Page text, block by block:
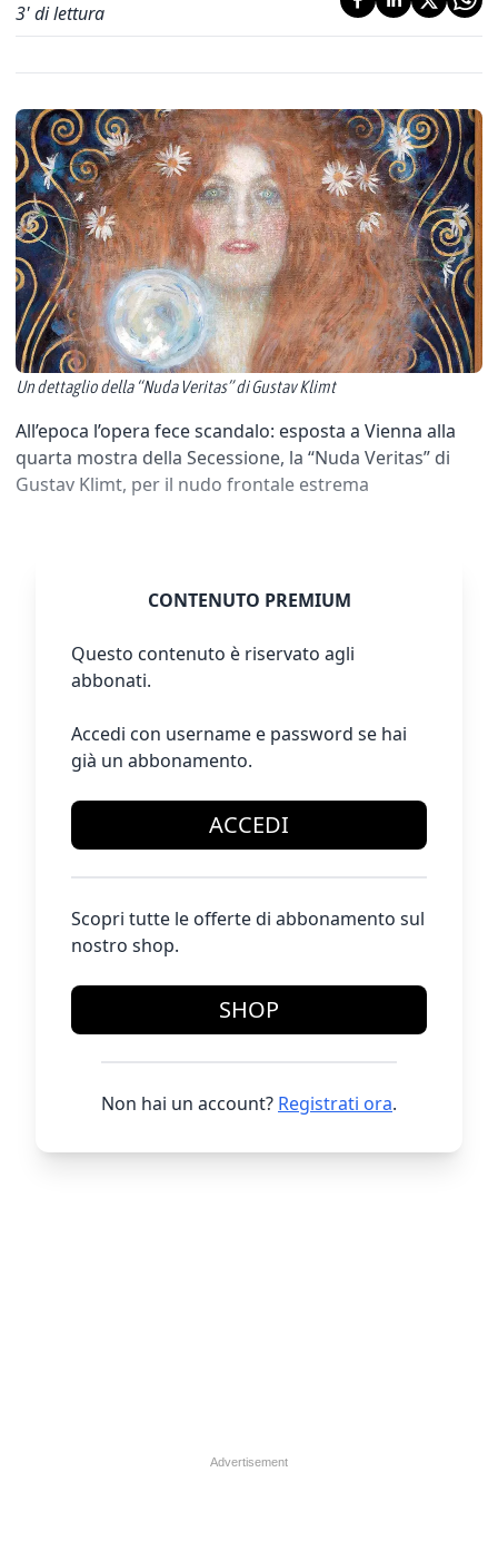
3' di lettura
Un dettaglio della “Nuda Veritas” di Gustav Klimt
All’epoca l’opera fece scandalo: esposta a Vienna alla
quarta mostra della Secessione, la “Nuda Veritas” di
Gustav Klimt, per il nudo frontale estrema
CONTENUTO PREMIUM
Questo contenuto è riservato agli
abbonati.
Accedi con username e password se hai
già un abbonamento.
ACCEDI
Scopri tutte le offerte di abbonamento sul
nostro shop.
SHOP
Non hai un account? Registrati ora.